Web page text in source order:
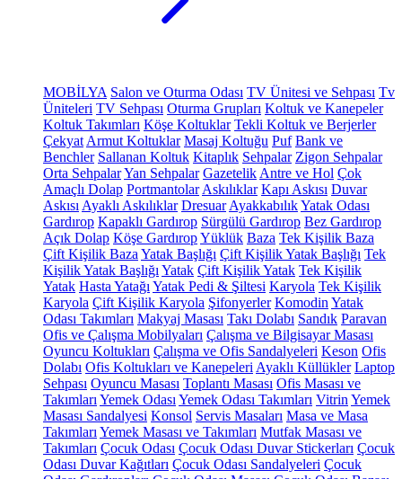
MOBİLYA Salon ve Oturma Odası TV Ünitesi ve Sehpası Tv
Üniteleri TV Sehpası Oturma Grupları Koltuk ve Kanepeler
Koltuk Takımları Köşe Koltuklar Tekli Koltuk ve Berjerler
Çekyat Armut Koltuklar Masaj Koltuğu Puf Bank ve
Benchler Sallanan Koltuk Kitaplık Sehpalar Zigon Sehpalar
Orta SehpalarYan Sehpalar Gazetelik Antre ve Hol Çok
Amaçlı Dolap Portmantolar Askılıklar Kapı Askısı Duvar
Askısı Ayaklı Askılıklar Dresuar AyakkabılıkYatak Odası
Gardırop Kapaklı Gardırop Sürgülü Gardırop Bez Gardırop
Açık Dolap Köşe GardıropYüklük Baza Tek Kişilik Baza
Çift Kişilik Baza Yatak Başlığı Çift Kişilik Yatak Başlığı Tek
Kişilik Yatak Başlığı Yatak Çift Kişilik Yatak Tek Kişilik
Yatak Hasta Yatağı Yatak Pedi & Şiltesi Karyola Tek Kişilik
Karyola Çift Kişilik Karyola Şifonyerler Komodin Yatak
Odası Takımları Makyaj Masası Takı Dolabı Sandık Paravan
Ofis ve Çalışma Mobilyaları Çalışma ve Bilgisayar Masası
Oyuncu Koltukları Çalışma ve Ofis Sandalyeleri Keson Ofis
Dolabı Ofis Koltukları ve Kanepeleri Ayaklı Küllükler Laptop
Sehpası Oyuncu Masası Toplantı Masası Ofis Masası ve
Takımları Yemek Odası Yemek Odası Takımları Vitrin Yemek
Masası Sandalyesi Konsol Servis Masaları Masa ve Masa
Takımları Yemek Masası ve Takımları Mutfak Masası ve
Takımları Çocuk Odası Çocuk Odası Duvar Stickerları Çocuk
Odası Duvar Kağıtları Çocuk Odası Sandalyeleri Çocuk